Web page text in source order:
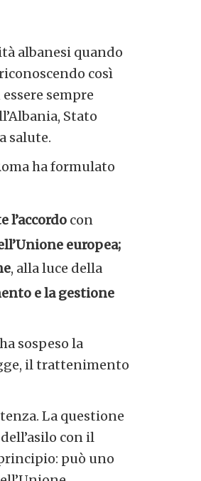
albanesi quando
così
sempre
Stato
salute.
ha formulato
l’accordo con
europea;
, alla luce della
e la gestione
sospeso la
il trattenimento
La questione
con il
può uno